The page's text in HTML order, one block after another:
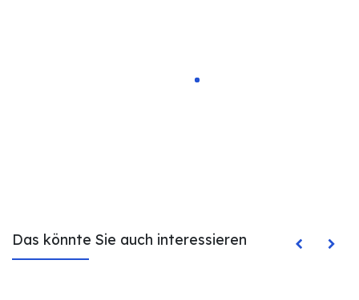
Das könnte Sie auch interessieren